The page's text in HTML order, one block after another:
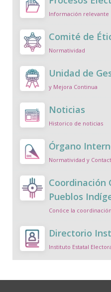
Información relevante
Comité de
Normatividad
Unidad de
y Mejora Continua
Noticias
Historico de noticias
Órgano
Normatividad y
Coordinación
Pueblos
Conóce la coordinación
Directorio
Instituto Estatal